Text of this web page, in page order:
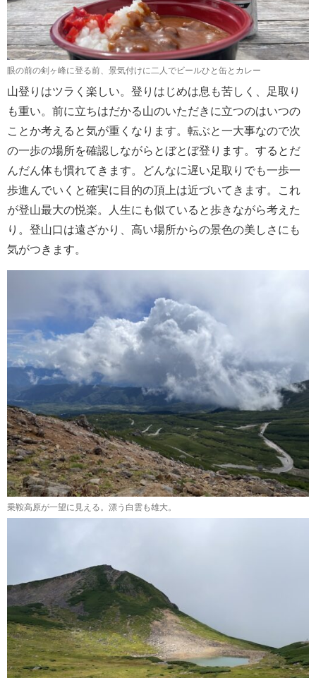
眼の前の剣ヶ峰に登る前、景気付けに二人でビールひと缶とカレー
山登りはツラく楽しい。登りはじめは息も苦しく、足取り
も重い。前に立ちはだかる山のいただきに立つのはいつの
ことか考えると気が重くなります。転ぶと一大事なので次
の一歩の場所を確認しながらとぼとぼ登ります。するとだ
んだん体も慣れてきます。どんなに遅い足取りでも一歩一
歩進んでいくと確実に目的の頂上は近づいてきます。これ
が登山最大の悦楽。人生にも似ていると歩きながら考えた
り。登山口は遠ざかり、高い場所からの景色の美しさにも
気がつきます。
乗鞍高原が一望に見える。漂う白雲も雄大。